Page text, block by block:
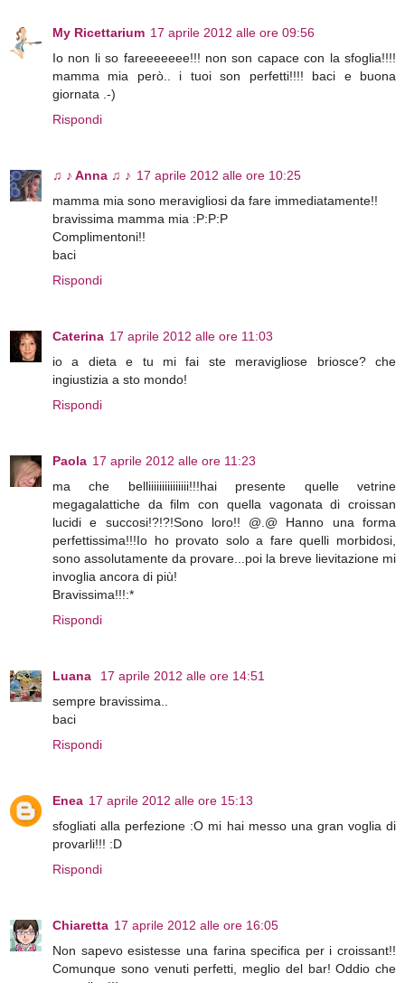
My Ricettarium 17 aprile 2012 alle ore 09:56
Io non li so fareeeeeee!!! non son capace con la sfoglia!!!!
mamma mia però.. i tuoi son perfetti!!!! baci e buona
giornata .-)
Rispondi
♫ ♪ Anna ♫ ♪ 17 aprile 2012 alle ore 10:25
mamma mia sono meravigliosi da fare immediatamente!!
bravissima mamma mia :P:P:P
Complimentoni!!
baci
Rispondi
Caterina 17 aprile 2012 alle ore 11:03
io a dieta e tu mi fai ste meravigliose briosce? che
ingiustizia a sto mondo!
Rispondi
Paola 17 aprile 2012 alle ore 11:23
ma che belliiiiiiiiiiiiiii!!!hai presente quelle vetrine
megagalattiche da film con quella vagonata di croissan
lucidi e succosi!?!?!Sono loro!! @.@ Hanno una forma
perfettissima!!!Io ho provato solo a fare quelli morbidosi,
sono assolutamente da provare...poi la breve lievitazione mi
invoglia ancora di più!
Bravissima!!!:*
Rispondi
Luana
17 aprile 2012 alle ore 14:51
sempre bravissima..
baci
Rispondi
Enea 17 aprile 2012 alle ore 15:13
sfogliati alla perfezione :O mi hai messo una gran voglia di
provarli!!! :D
Rispondi
Chiaretta 17 aprile 2012 alle ore 16:05
Non sapevo esistesse una farina specifica per i croissant!!
Comunque sono venuti perfetti, meglio del bar! Oddio che